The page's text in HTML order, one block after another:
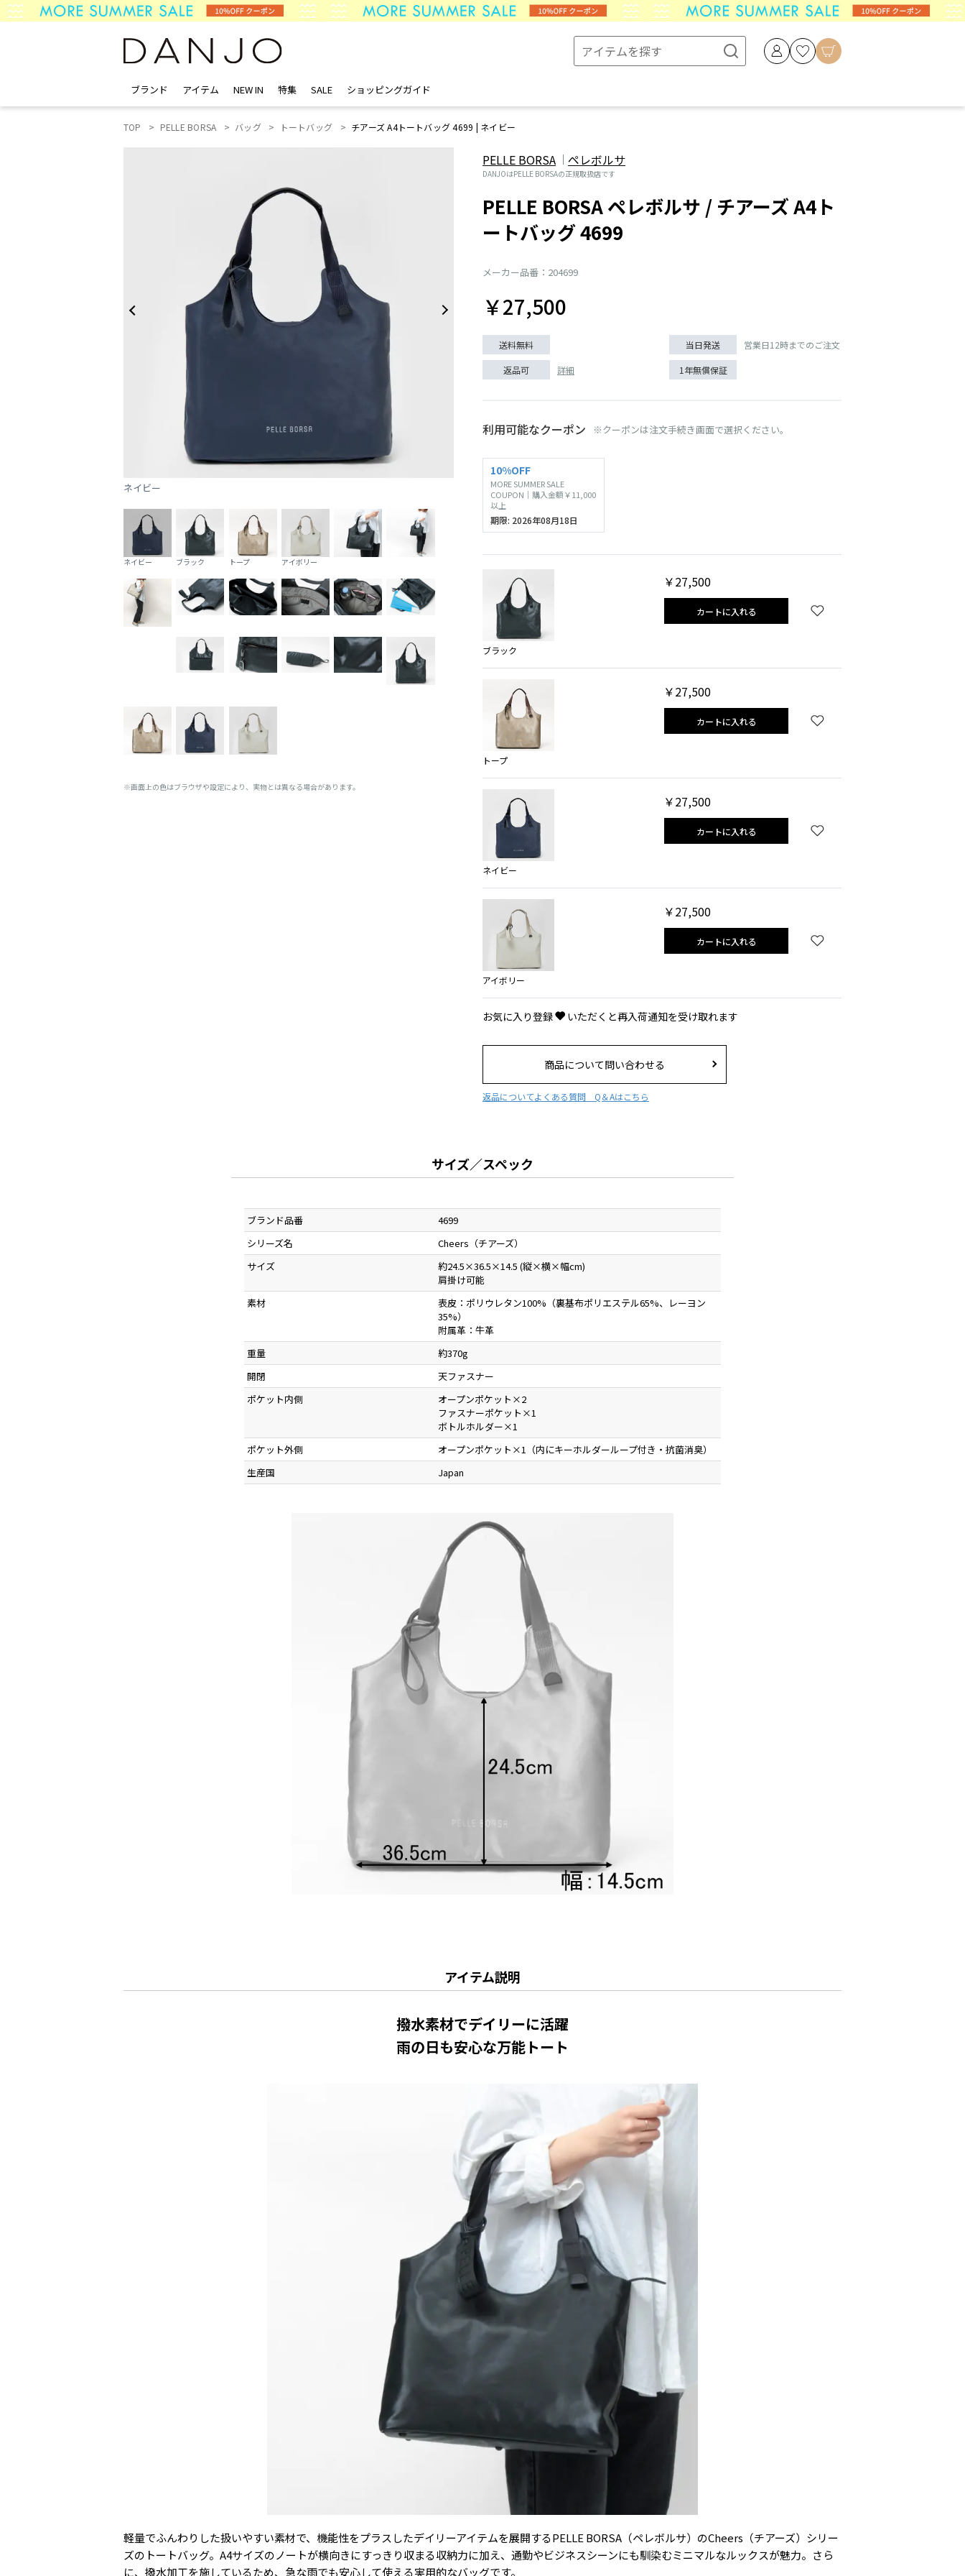
ブランド アイテム NEW IN 特集 SALE ショッピングガイド
TOP PELLE BORSA バッグ トートバッグ チアーズ A4トートバッグ 4699 | ネイビー
ネイビー
ネイビー ブラック トープ アイボリー
※画面上の色はブラウザや設定により、実物とは異なる場合があります。
PELLE BORSA ペレボルサ
DANJOはPELLE BORSAの正規取扱店です
PELLE BORSA ペレボルサ / チアーズ A4ト
ートバッグ 4699
メーカー品番：204699
￥27,500
送料無料 当日発送 営業日12時までのご注文
返品可 詳細 1年無償保証
利用可能なクーポン ※クーポンは注文手続き画面で選択ください。
10%OFF
MORE SUMMER SALE
COUPON｜購入金額￥11,000
以上
期限: 2026年08月18日
ブラック
￥27,500
カートに入れる
トープ
￥27,500
カートに入れる
ネイビー
￥27,500
カートに入れる
アイボリー
￥27,500
カートに入れる
お気に入り登録 いただくと再入荷通知を受け取れます
商品について問い合わせる
返品についてよくある質問 Q＆Aはこちら
サイズ／スペック
ブランド品番
4699
シリーズ名
Cheers（チアーズ）
サイズ
約24.5×36.5×14.5 (縦×横×幅cm)
肩掛け可能
素材
表皮：ポリウレタン100%（裏基布ポリエステル65%、レーヨン
35%）
附属革：牛革
重量
約370g
開閉
天ファスナー
ポケット内側
オープンポケット×2
ファスナーポケット×1
ボトルホルダー×1
ポケット外側
オープンポケット×1（内にキーホルダーループ付き・抗菌消臭）
生産国
Japan
アイテム説明
撥水素材でデイリーに活躍
雨の日も安心な万能トート
軽量でふんわりした扱いやすい素材で、機能性をプラスしたデイリーアイテムを展開するPELLE BORSA（ペレボルサ）のCheers（チアーズ）シリー
ズのトートバッグ。A4サイズのノートが横向きにすっきり収まる収納力に加え、通勤やビジネスシーンにも馴染むミニマルなルックスが魅力。さら
に、撥水加工を施しているため、急な雨でも安心して使える実用的なバッグです。